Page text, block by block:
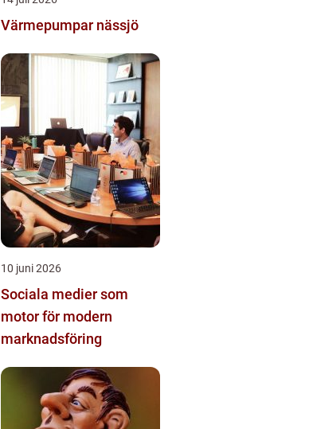
Värmepumpar nässjö
10 juni 2026
Sociala medier som
motor för modern
marknadsföring